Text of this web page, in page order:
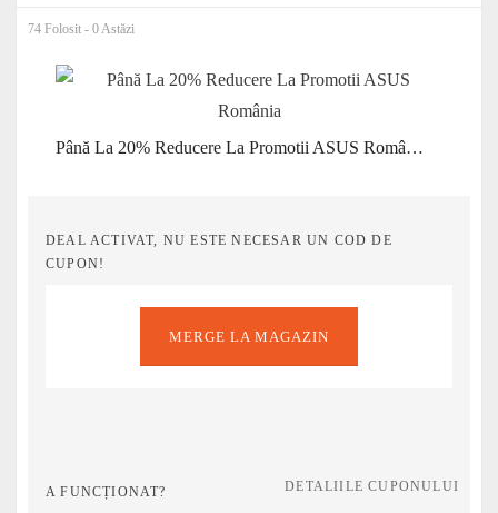
74 Folosit - 0 Astăzi
Până La 20% Reducere La Promotii ASUS România
DEAL ACTIVAT, NU ESTE NECESAR UN COD DE
CUPON!
MERGE LA MAGAZIN
A FUNCȚIONAT? DETALIILE CUPONULUI